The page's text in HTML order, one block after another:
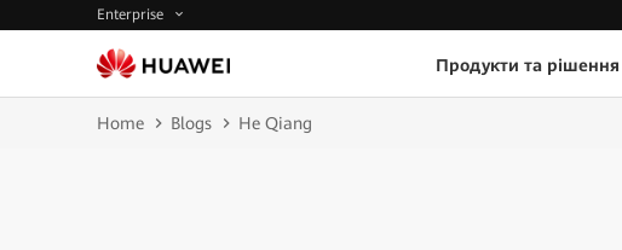
Enterprise
Продукти та рішення
Home Blogs He Qiang